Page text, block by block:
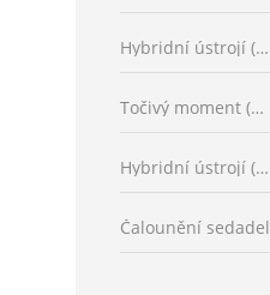
Hybridní ústrojí (kW)
Točivý moment (Nm)
Hybridní ústrojí (Nm)
Čalounění sedadel